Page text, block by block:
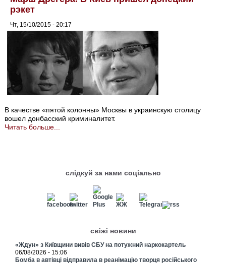
рэкет
Чт, 15/10/2015 - 20:17
В качестве «пятой колонны» Москвы в украинскую столицу
вошел донбасский криминалитет.
Читать больше...
слідкуй за нами соціально
свіжі новини
«Ждун» з Київщини вивів СБУ на потужний наркокартель
06/08/2026 - 15:06
Бомба в автівці відправила в реанімацію творця російського